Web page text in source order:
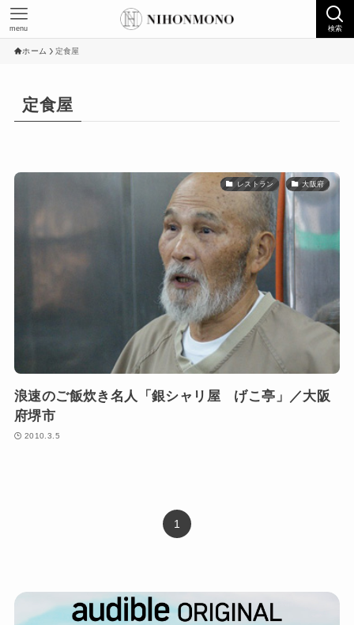
検索
menu
ホーム 定食屋
定食屋
レストラン 大阪府
浪速のご飯炊き名人「銀シャリ屋 げこ亭」／大阪
府堺市
2010.3.5
1